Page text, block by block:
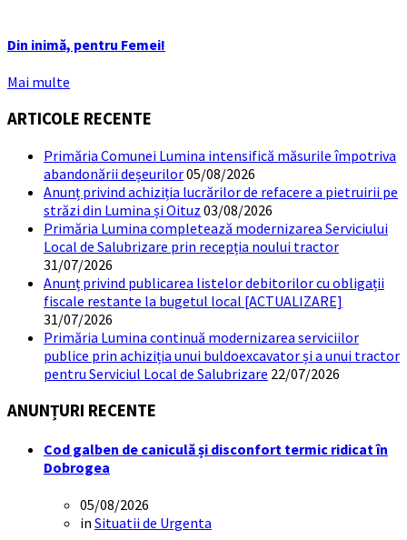
Din inimă, pentru Femei!
Mai multe
ARTICOLE RECENTE
Primăria Comunei Lumina intensifică măsurile împotriva
abandonării deșeurilor05/08/2026
Anunț privind achiziția lucrărilor de refacere a pietruirii pe
străzi din Lumina și Oituz 03/08/2026
Primăria Lumina completează modernizarea Serviciului
Local de Salubrizare prin recepția noului tractor
31/07/2026
Anunț privind publicarea listelor debitorilor cu obligații
fiscale restante la bugetul local [ACTUALIZARE]
31/07/2026
Primăria Lumina continuă modernizarea serviciilor
publice prin achiziția unui buldoexcavator și a unui tractor
pentru Serviciul Local de Salubrizare 22/07/2026
ANUNȚURI RECENTE
Cod galben de caniculă și disconfort termic ridicat în
Dobrogea
05/08/2026
in Situatii de Urgenta